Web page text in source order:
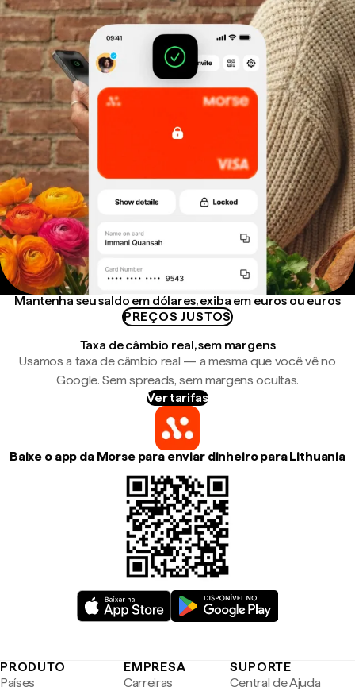
Mantenha seu saldo em dólares, exiba em euros ou euros
PREÇOS JUSTOS
Taxa de câmbio real, sem margens
Usamos a taxa de câmbio real — a mesma que você vê no
Google. Sem spreads, sem margens ocultas.
Ver tarifas
Baixe o app da Morse para enviar dinheiro para Lithuania
PRODUTO
Países
EMPRESA
Carreiras
SUPORTE
Central de Ajuda